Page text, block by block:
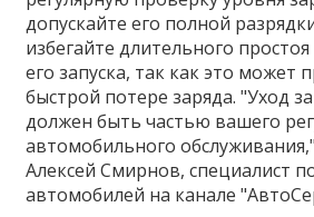
допускайте его полной
избегайте длительного
его запуска, так как это может
быстрой потере заряда. "Уход
должен быть частью вашего
автомобильного
Алексей Смирнов, специалист
автомобилей на канале